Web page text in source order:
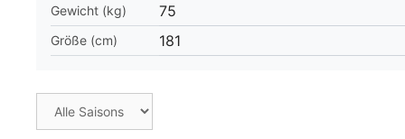
Gewicht (kg) 75
Größe (cm) 181